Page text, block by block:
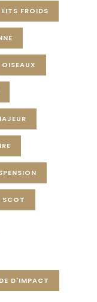
LITS FROIDS
OISEAUX
SCOT
D'IMPACT